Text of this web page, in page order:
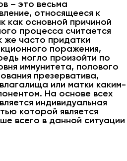
– это весьма
относящееся к
как основной причиной
процесса считается
же часто придатки
поражения,
могло произойти по
иммунитета, полового
презерватива,
или матки каким-
На основе всех
индивидуальная
которой является
всего в данной ситуации